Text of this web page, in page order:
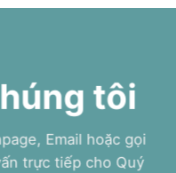
tôi
Email hoặc gọi
trực tiếp cho Quý